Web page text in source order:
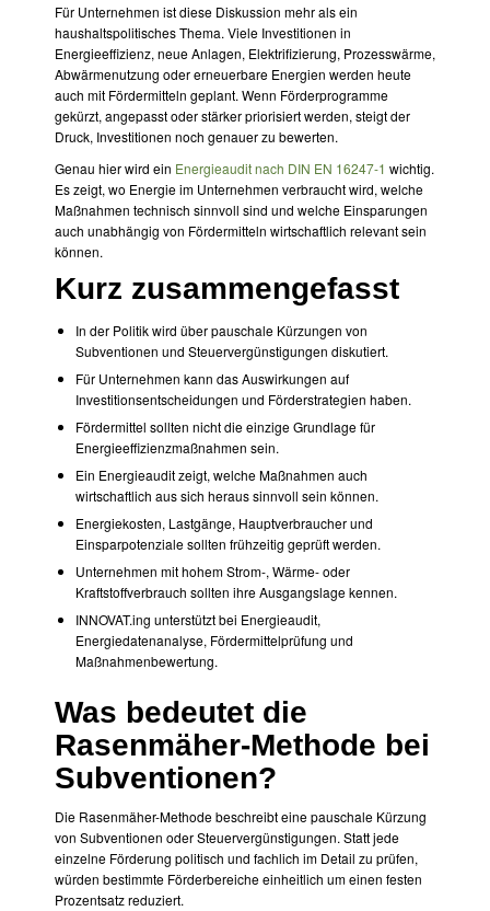
Für Unternehmen ist diese Diskussion mehr als ein
haushaltspolitisches Thema. Viele Investitionen in
Energieeffizienz, neue Anlagen, Elektrifizierung, Prozesswärme,
Abwärmenutzung oder erneuerbare Energien werden heute
auch mit Fördermitteln geplant. Wenn Förderprogramme
gekürzt, angepasst oder stärker priorisiert werden, steigt der
Druck, Investitionen noch genauer zu bewerten.
Genau hier wird ein Energieaudit nach DIN EN 16247-1 wichtig.
Es zeigt, wo Energie im Unternehmen verbraucht wird, welche
Maßnahmen technisch sinnvoll sind und welche Einsparungen
auch unabhängig von Fördermitteln wirtschaftlich relevant sein
können.
Kurz zusammengefasst
In der Politik wird über pauschale Kürzungen von
Subventionen und Steuervergünstigungen diskutiert.
Für Unternehmen kann das Auswirkungen auf
Investitionsentscheidungen und Förderstrategien haben.
Fördermittel sollten nicht die einzige Grundlage für
Energieeffizienzmaßnahmen sein.
Ein Energieaudit zeigt, welche Maßnahmen auch
wirtschaftlich aus sich heraus sinnvoll sein können.
Energiekosten, Lastgänge, Hauptverbraucher und
Einsparpotenziale sollten frühzeitig geprüft werden.
Unternehmen mit hohem Strom-, Wärme- oder
Kraftstoffverbrauch sollten ihre Ausgangslage kennen.
INNOVAT.ing unterstützt bei Energieaudit,
Energiedatenanalyse, Fördermittelprüfung und
Maßnahmenbewertung.
Was bedeutet die
Rasenmäher-Methode bei
Subventionen?
Die Rasenmäher-Methode beschreibt eine pauschale Kürzung
von Subventionen oder Steuervergünstigungen. Statt jede
einzelne Förderung politisch und fachlich im Detail zu prüfen,
würden bestimmte Förderbereiche einheitlich um einen festen
Prozentsatz reduziert.